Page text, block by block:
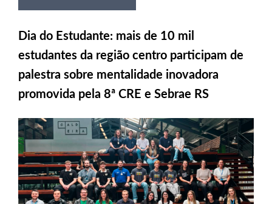
Dia do Estudante: mais de 10 mil
estudantes da região centro participam de
palestra sobre mentalidade inovadora
promovida pela 8ª CRE e Sebrae RS